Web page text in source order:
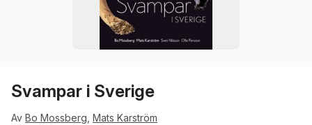
Svampar i Sverige
Av Bo Mossberg Mats Karström